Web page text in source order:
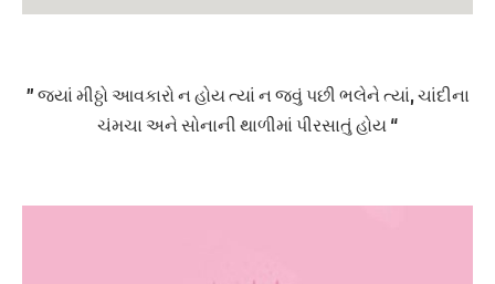
” જ્યાં મીઠ્ઠો આવકારો ન હોય ત્યાં ન જવું પછી ભલેને ત્યાં, ચાંદીના
ચંમચા અને સોનાની થાળીમાં પીરસાતું હોય “